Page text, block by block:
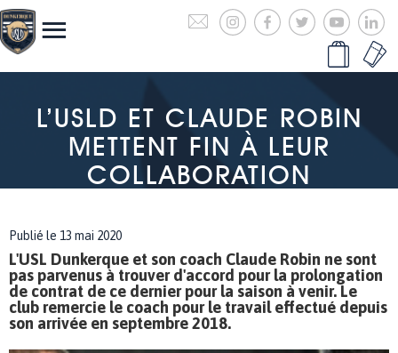
L’USLD ET CLAUDE ROBIN
METTENT FIN À LEUR
COLLABORATION
Publié le 13 mai 2020
L'USL Dunkerque et son coach Claude Robin ne sont
pas parvenus à trouver d'accord pour la prolongation
de contrat de ce dernier pour la saison à venir. Le
club remercie le coach pour le travail effectué depuis
son arrivée en septembre 2018.